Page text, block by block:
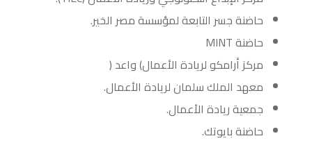
حاضنة جسر التابعة لمؤسسة مصر الخير.
حاضنة MINT
مركز أرامكو لريادة الأعمال) واعد (
معهد الملك سلمان لريادة الأعمال.
جمعية ريادة الأعمال.
حاضنة بايوتك.